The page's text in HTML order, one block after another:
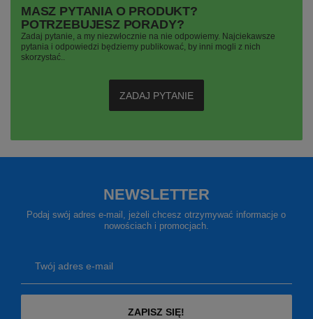
MASZ PYTANIA O PRODUKT?
POTRZEBUJESZ PORADY?
Zadaj pytanie, a my niezwłocznie na nie odpowiemy. Najciekawsze
pytania i odpowiedzi będziemy publikować, by inni mogli z nich
skorzystać..
ZADAJ PYTANIE
NEWSLETTER
Podaj swój adres e-mail, jeżeli chcesz otrzymywać informacje o
nowościach i promocjach.
Twój adres e-mail
ZAPISZ SIĘ!